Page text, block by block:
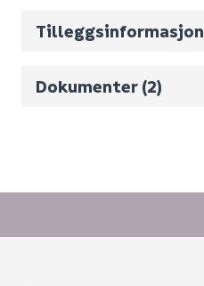
Tilleggsinformasjon
Volum
Dokumenter (2)
Måltegning